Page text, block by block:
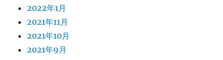
2022年1月
2021年11月
2021年10月
2021年9月